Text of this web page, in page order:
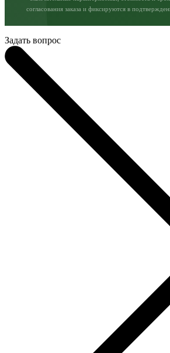
согласования заказа и фиксируются в
Задать вопрос